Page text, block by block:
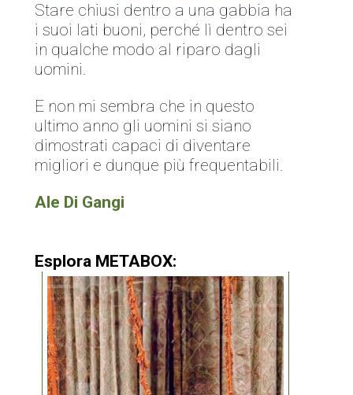
Stare chiusi dentro a una gabbia ha
i suoi lati buoni, perché lì dentro sei
in qualche modo al riparo dagli
uomini.
E non mi sembra che in questo
ultimo anno gli uomini si siano
dimostrati capaci di diventare
migliori e dunque più frequentabili.
Ale Di Gangi
Esplora METABOX: